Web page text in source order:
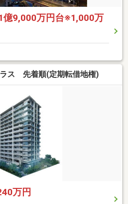
億9,000万円台※1,000万
ス 先着順(定期転借地権)
万円